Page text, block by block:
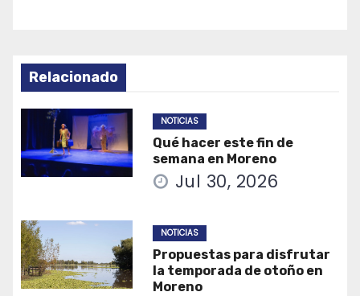
Relacionado
NOTICIAS
Qué hacer este fin de
semana en Moreno
Jul 30, 2026
NOTICIAS
Propuestas para disfrutar
la temporada de otoño en
Moreno